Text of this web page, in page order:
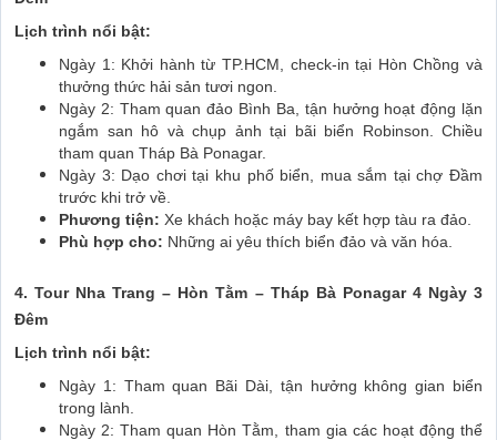
Lịch trình nổi bật:
Ngày 1: Khởi hành từ TP.HCM, check-in tại Hòn Chồng và
thưởng thức hải sản tươi ngon.
Ngày 2: Tham quan đảo Bình Ba, tận hưởng hoạt động lặn
ngắm san hô và chụp ảnh tại bãi biển Robinson. Chiều
tham quan Tháp Bà Ponagar.
Ngày 3: Dạo chơi tại khu phố biển, mua sắm tại chợ Đầm
trước khi trở về.
Phương tiện: Xe khách hoặc máy bay kết hợp tàu ra đảo.
Phù hợp cho: Những ai yêu thích biển đảo và văn hóa.
4. Tour Nha Trang – Hòn Tằm – Tháp Bà Ponagar 4 Ngày 3
Đêm
Lịch trình nổi bật:
Ngày 1: Tham quan Bãi Dài, tận hưởng không gian biển
trong lành.
Ngày 2: Tham quan Hòn Tằm, tham gia các hoạt động thể